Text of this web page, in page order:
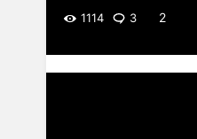
1114 3 2